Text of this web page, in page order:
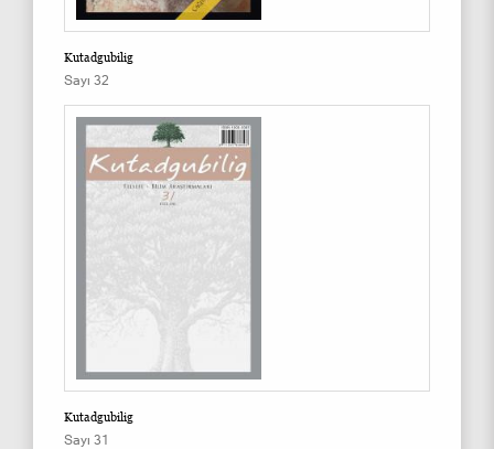
Kutadgubilig
Sayı 32
Kutadgubilig
Sayı 31